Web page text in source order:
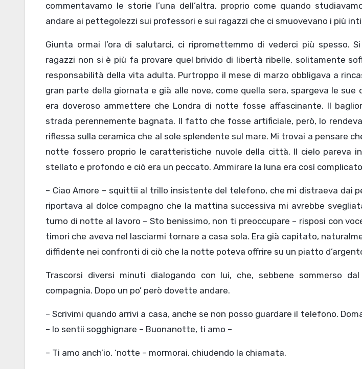
commentavamo le storie l’una dell’altra, proprio come quando
andare ai pettegolezzi sui professori e sui ragazzi che ci smuovevano i più
Giunta ormai l’ora di salutarci, ci ripromettemmo di vederci più spesso.
ragazzi non si è più fa provare quel brivido di libertà ribelle, solitamente
responsabilità della vita adulta. Purtroppo il mese di marzo obbligava a
gran parte della giornata e già alle nove, come quella sera, spargeva le sue
era doveroso ammettere che Londra di notte fosse affascinante. Il
strada perennemente bagnata. Il fatto che fosse artificiale, però, lo
riflessa sulla ceramica che al sole splendente sul mare. Mi trovai a pensare
notte fossero proprio le caratteristiche nuvole della città. Il cielo pareva
stellato e profondo e ciò era un peccato. Ammirare la luna era così
– Ciao Amore – squittii al trillo insistente del telefono, che mi distraeva dai
riportava al dolce compagno che la mattina successiva mi avrebbe
turno di notte al lavoro – Sto benissimo, non ti preoccupare – risposi con
timori che aveva nel lasciarmi tornare a casa sola. Era già capitato,
diffidente nei confronti di ciò che la notte poteva offrire su un piatto
Trascorsi diversi minuti dialogando con lui, che, sebbene sommerso
compagnia. Dopo un po’ però dovette andare.
– Scrivimi quando arrivi a casa, anche se non posso guardare il telefono.
– lo sentii sogghignare – Buonanotte, ti amo –
– Ti amo anch’io, ‘notte – mormorai, chiudendo la chiamata.